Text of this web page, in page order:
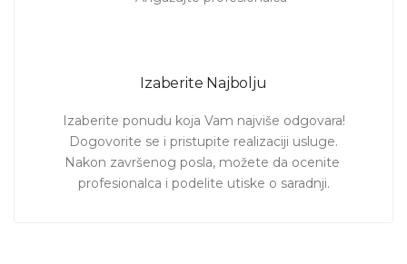
Izaberite Najbolju
Izaberite ponudu koja Vam najviše odgovara!
Dogovorite se i pristupite realizaciji usluge.
Nakon završenog posla, možete da ocenite
profesionalca i podelite utiske o saradnji.